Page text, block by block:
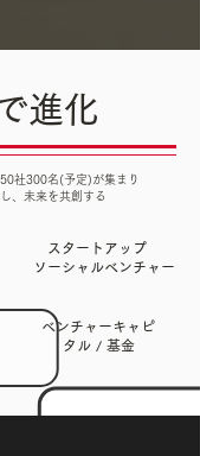
進化
社300名(予定)が集まり
、未来を共創する
スタートアップ
​ ソーシャルベンチャー
ベンチャーキャピ
タル / 基金